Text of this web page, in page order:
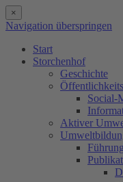
×
Navigation überspringen
Start
Storchenhof
Geschichte
Social-
Aktiver